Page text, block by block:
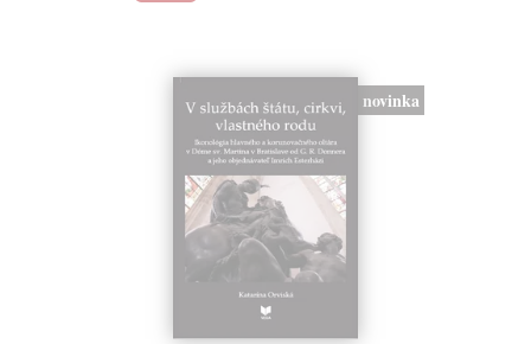
novinka